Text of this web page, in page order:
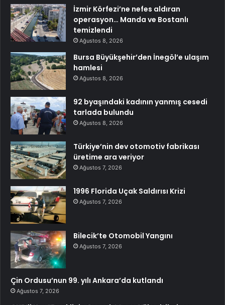
İzmir Körfezi’ne nefes aldıran
operasyon… Manda ve Bostanlı
temizlendi
Ağustos 8, 2026
Bursa Büyükşehir’den İnegöl’e ulaşım
hamlesi
Ağustos 8, 2026
92 byaşındaki kadının yanmış cesedi
tarlada bulundu
Ağustos 8, 2026
Türkiye’nin dev otomotiv fabrikası
üretime ara veriyor
Ağustos 7, 2026
1996 Florida Uçak Saldırısı Krizi
Ağustos 7, 2026
Bilecik’te Otomobil Yangını
Ağustos 7, 2026
Çin Ordusu’nun 99. yılı Ankara’da kutlandı
Ağustos 7, 2026